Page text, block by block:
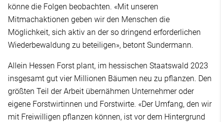
könne die Folgen beobachten. «Mit unseren
Mitmachaktionen geben wir den Menschen die
Möglichkeit, sich aktiv an der so dringend erforderlichen
Wiederbewaldung zu beteiligen», betont Sundermann.
Allein Hessen Forst plant, im hessischen Staatswald 2023
insgesamt gut vier Millionen Bäumen neu zu pflanzen. Den
größten Teil der Arbeit übernähmen Unternehmer oder
eigene Forstwirtinnen und Forstwirte. «Der Umfang, den wir
mit Freiwilligen pflanzen können, ist vor dem Hintergrund